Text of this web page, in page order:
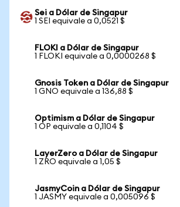
Sei a Dólar de Singapur
1 SEI equivale a 0,0521 $
FLOKI a Dólar de Singapur
1 FLOKI equivale a 0,0000268 $
Gnosis Token a Dólar de Singapur
1 GNO equivale a 136,88 $
Optimism a Dólar de Singapur
1 OP equivale a 0,1104 $
LayerZero a Dólar de Singapur
1 ZRO equivale a 1,05 $
JasmyCoin a Dólar de Singapur
1 JASMY equivale a 0,005096 $